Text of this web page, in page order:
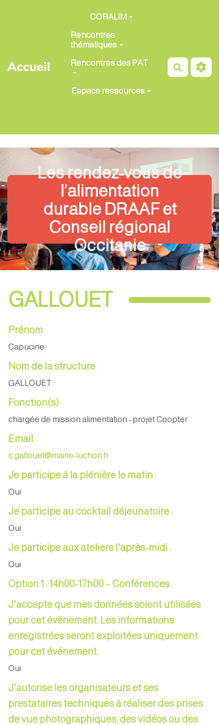
Aller au contenu principal
Accueil
CORALIM
Rencontres
thématiques
Rencontres des PAT
Espace ressources
Les rendez-vous de
l’alimentation
durable DRAAF et
Conseil régional
Occitanie
GALLOUET
Prénom
Capucine
Nom de la structure
GALLOUET
Fonction(s)
chargée de mission alimentation - projet Coopter
Email
c.gallouet@mairie-luchon.fr
Je participe à la plénière le matin :
Oui
Je participe au cocktail déjeunatoire :
Oui
Je participe aux ateliers l'après-midi :
Oui
Option 1 : 14h00-17h00 – Conférences
J'accepte que mes données soient utilisées
pour cet événement. Les informations
enregistrées seront exploitées uniquement
pour cet événement.
Oui
J'autorise les organisateurs et ses
prestataires techniques à réaliser des prises
de vue photographiques, des vidéos ou des